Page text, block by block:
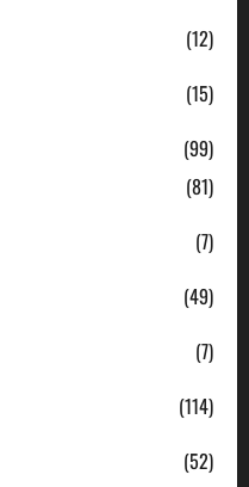
(12)
(15)
(99)
(81)
(7)
(49)
(7)
(114)
(52)